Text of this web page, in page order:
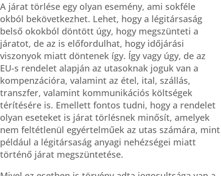
A járat törlése egy olyan esemény, ami sokféle
okból bekövetkezhet. Lehet, hogy a légitársaság
belső okokból döntött úgy, hogy megszünteti a
járatot, de az is előfordulhat, hogy időjárási
viszonyok miatt döntenek így. Így vagy úgy, de az
EU-s rendelet alapján az utasoknak joguk van a
kompenzációra, valamint az étel, ital, szállás,
transzfer, valamint kommunikációs költségek
térítésére is. Emellett fontos tudni, hogy a rendelet
olyan eseteket is járat törlésnek minősít, amelyek
nem feltétlenül egyértelműek az utas számára, mint
például a légitársaság anyagi nehézségei miatt
történő járat megszüntetése.